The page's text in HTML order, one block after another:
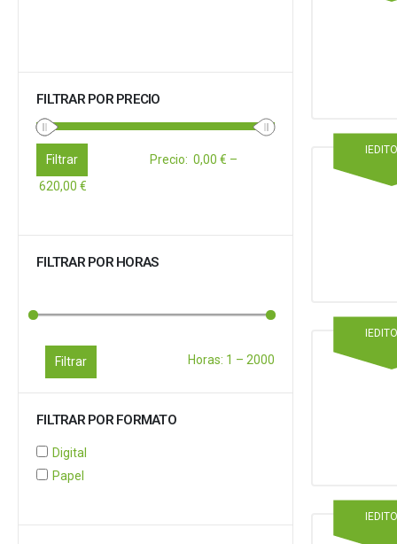
FILTRAR POR PRECIO
Filtrar Precio: 0,00 € –
620,00 €
FILTRAR POR HORAS
Filtrar Horas: 1 – 2000
FILTRAR POR FORMATO
Digital
Papel